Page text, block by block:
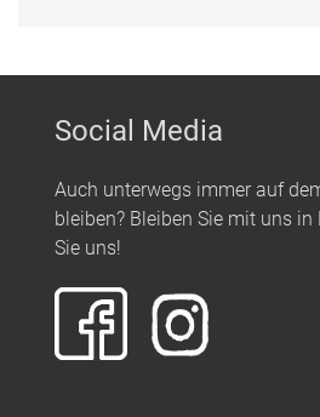
Social Media
Auch unterwegs immer auf
bleiben? Bleiben Sie mit uns
Sie uns!